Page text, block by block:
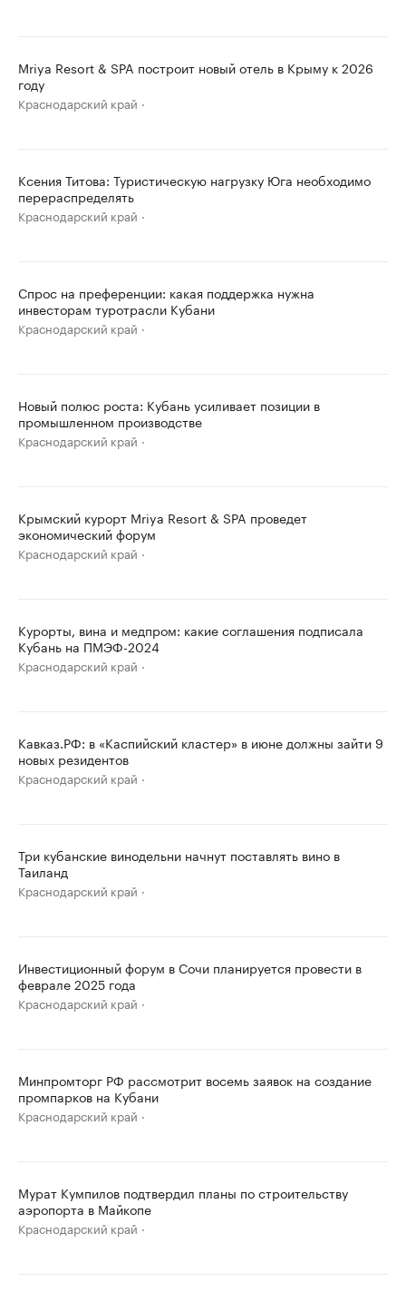
Mriya Resort & SPA построит новый отель в Крыму к 2026
году
Краснодарский край
Ксения Титова: Туристическую нагрузку Юга необходимо
перераспределять
Краснодарский край
Спрос на преференции: какая поддержка нужна
инвесторам туротрасли Кубани
Краснодарский край
Новый полюс роста: Кубань усиливает позиции в
промышленном производстве
Краснодарский край
Крымский курорт Mriya Resort & SPA проведет
экономический форум
Краснодарский край
Курорты, вина и медпром: какие соглашения подписала
Кубань на ПМЭФ-2024
Краснодарский край
Кавказ.РФ: в «Каспийский кластер» в июне должны зайти 9
новых резидентов
Краснодарский край
Три кубанские винодельни начнут поставлять вино в
Таиланд
Краснодарский край
Инвестиционный форум в Сочи планируется провести в
феврале 2025 года
Краснодарский край
Минпромторг РФ рассмотрит восемь заявок на создание
промпарков на Кубани
Краснодарский край
Мурат Кумпилов подтвердил планы по строительству
аэропорта в Майкопе
Краснодарский край